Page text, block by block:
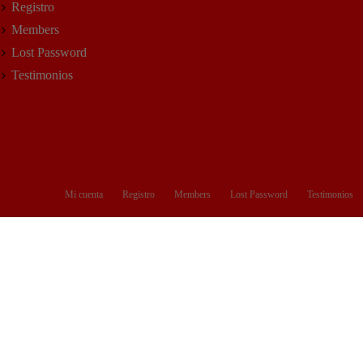
Registro
Members
Lost Password
Testimonios
Mi cuenta Registro Members Lost Password Testimonios